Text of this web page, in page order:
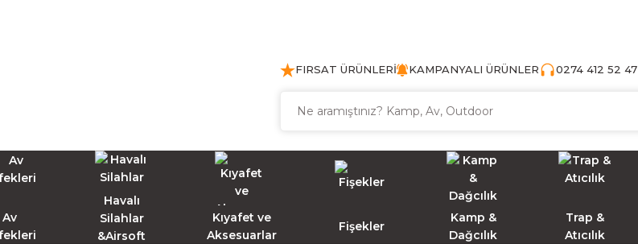
FIRSAT ÜRÜNLERİ KAMPANYALI ÜRÜNLER 0274 412 52 47
Av
Havalı
Silahlar
&Airsoft
Kıyafet ve
Aksesuarlar
Fişekler
Kamp &
Dağcılık
Trap &
Atıcılık